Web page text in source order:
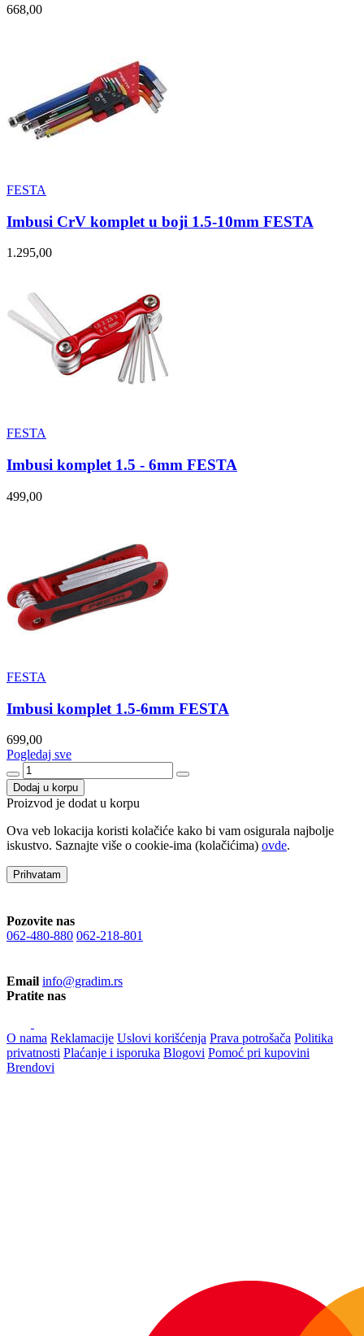
668,00
FESTA
Imbusi CrV komplet u boji 1.5-10mm FESTA
1.295,00
FESTA
Imbusi komplet 1.5 - 6mm FESTA
499,00
FESTA
Imbusi komplet 1.5-6mm FESTA
699,00
Pogledaj sve
Dodaj u korpu
Proizvod je dodat u korpu
Ova veb lokacija koristi kolačiće kako bi vam osigurala najbolje
iskustvo. Saznajte više o cookie-ima (kolačićima) ovde.
Prihvatam
Pozovite nas
062-480-880 062-218-801
Email info@gradim.rs
Pratite nas
O nama Reklamacije Uslovi korišćenja Prava potrošača Politika
privatnosti Plaćanje i isporuka Blogovi Pomoć pri kupovini
Brendovi